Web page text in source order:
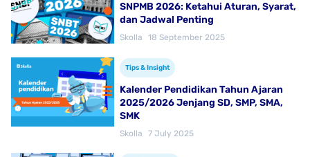
SNPMB 2026: Ketahui Aturan, Syarat,
dan Jadwal Penting
Skolla 18 September 2025
Tips & Insight
Kalender Pendidikan Tahun Ajaran
2025/2026 Jenjang SD, SMP, SMA,
SMK
Skolla 7 July 2025